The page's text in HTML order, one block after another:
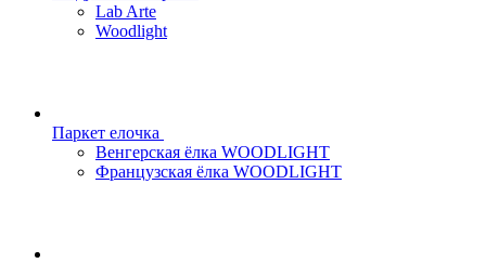
Lab Arte
Woodlight
Паркет елочка
Венгерская ёлка WOODLIGHT
Французская ёлка WOODLIGHT